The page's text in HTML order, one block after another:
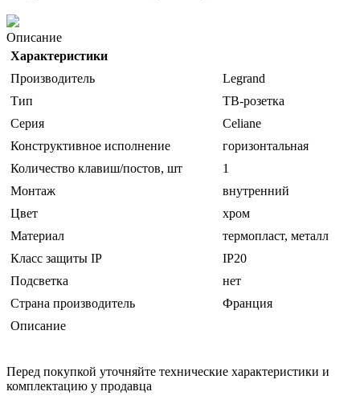
Описание
Характеристики
Производитель
Legrand
Тип
ТВ-розетка
Серия
Celiane
Конструктивное исполнение
горизонтальная
Количество клавиш/постов, шт
1
Монтаж
внутренний
Цвет
хром
Материал
термопласт, металл
Класс защиты IP
IP20
Подсветка
нет
Страна производитель
Франция
Описание
Перед покупкой уточняйте технические характеристики и
комплектацию у продавца